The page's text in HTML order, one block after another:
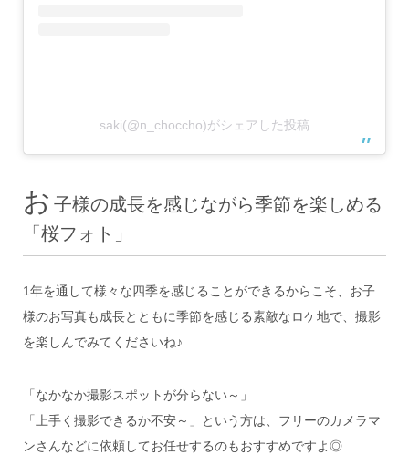
saki(@n_choccho)がシェアした投稿
お 子様の成長を感じながら季節を楽しめる
「桜フォト」
1年を通して様々な四季を感じることができるからこそ、お子
様のお写真も成長とともに季節を感じる素敵なロケ地で、撮影
を楽しんでみてくださいね♪
「なかなか撮影スポットが分らない～」
「上手く撮影できるか不安～」という方は、フリーのカメラマ
ンさんなどに依頼してお任せするのもおすすめですよ◎